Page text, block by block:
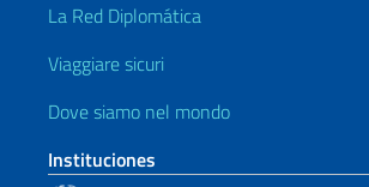
La Red Diplomática
Viaggiare sicuri
Dove siamo nel mondo
Instituciones